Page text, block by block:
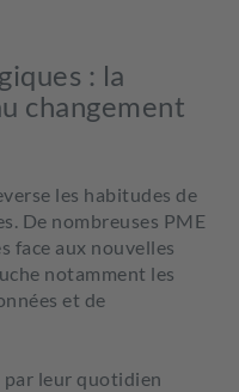
: la
changement
les habitudes de
De nombreuses PME
face aux nouvelles
notamment les
et de
par leur quotidien